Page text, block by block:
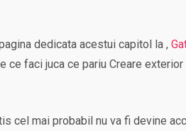
dedicata acestui capitol la ,
ce faci juca ce pariu Creare
cel mai probabil nu va fi devine